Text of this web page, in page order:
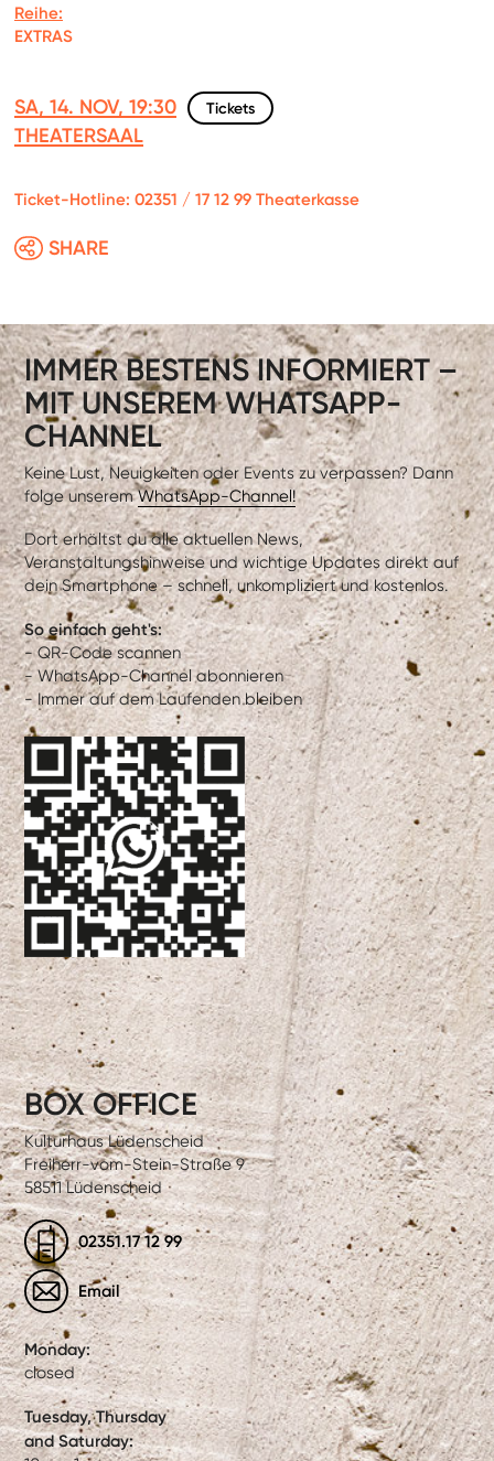
Reihe:
EXTRAS
SA, 14. NOV, 19:30 Tickets
THEATERSAAL
Ticket-Hotline: 02351 / 17 12 99 Theaterkasse
SHARE
IMMER BESTENS INFORMIERT –
MIT UNSEREM WHATSAPP-
CHANNEL
Keine Lust, Neuigkeiten oder Events zu verpassen? Dann
folge unseremWhatsApp-Channel!
Dort erhältst du alle aktuellen News,
Veranstaltungshinweise und wichtige Updates direkt auf
dein Smartphone – schnell, unkompliziert und kostenlos.
So einfach geht's:
- QR-Code scannen
- WhatsApp-Channel abonnieren
- Immer auf dem Laufenden bleiben
BOX OFFICE
Kulturhaus Lüdenscheid
Freiherr-vom-Stein-Straße 9
58511 Lüdenscheid
02351.17 12 99
Email
Monday:
closed
Tuesday, Thursday
and Saturday: